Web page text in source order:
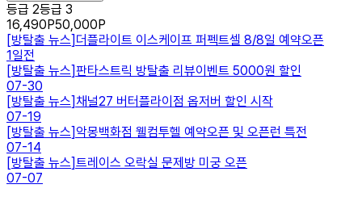
등급 2등급 3
16,490P50,000P
[방탈출 뉴스] 더플라이트 이스케이프 퍼펙트셀 8/8일 예약오픈
1일전
[방탈출 뉴스]판타스트릭 방탈출 리뷰이벤트 5000원 할인
07-30
[방탈출 뉴스]채널27 버터플라이점 옵저버 할인 시작
07-19
[방탈출 뉴스]악몽백화점 웰컴투헬 예약오픈 및 오픈런 특전
07-14
[방탈출 뉴스]트레이스 오락실 문제방 미궁 오픈
07-07